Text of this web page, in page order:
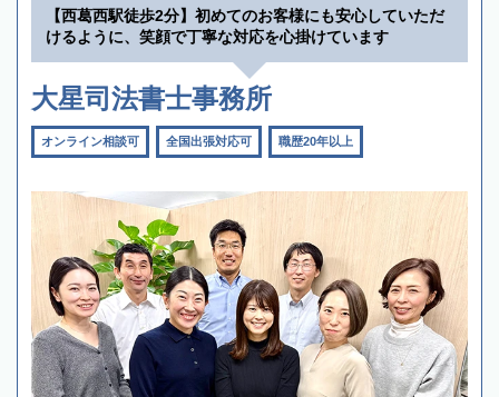
【西葛西駅徒歩2分】初めてのお客様にも安心していただ
けるように、笑顔で丁寧な対応を心掛けています
大星司法書士事務所
オンライン相談可 全国出張対応可 職歴20年以上